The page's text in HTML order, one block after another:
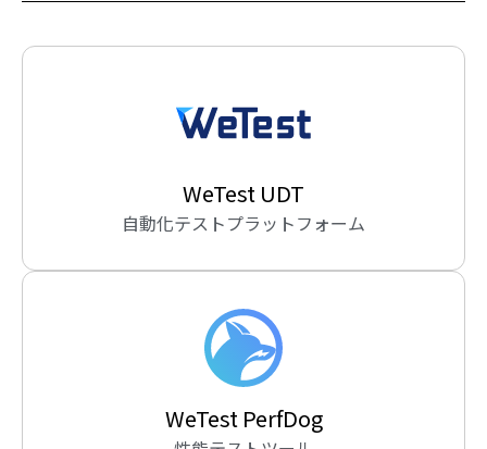
WeTest UDT
自動化テストプラットフォーム
WeTest PerfDog